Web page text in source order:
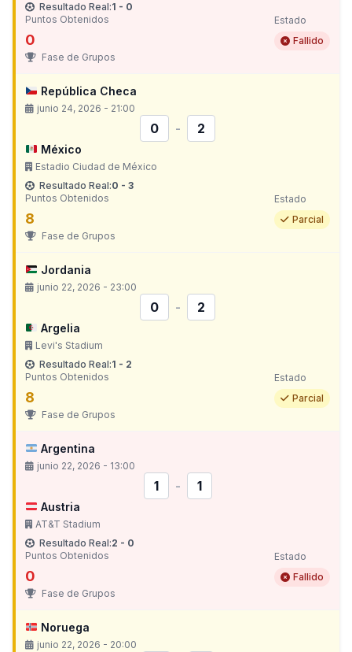
Resultado Real:1 - 0
Puntos Obtenidos
0
Estado
Fallido
Fase de Grupos
República Checa
junio 24, 2026 - 21:00
0 - 2
México
Estadio Ciudad de México
Resultado Real:0 - 3
Puntos Obtenidos
8
Estado
Parcial
Fase de Grupos
Jordania
junio 22, 2026 - 23:00
0 - 2
Argelia
Levi's Stadium
Resultado Real:1 - 2
Puntos Obtenidos
8
Estado
Parcial
Fase de Grupos
Argentina
junio 22, 2026 - 13:00
1 - 1
Austria
AT&T Stadium
Resultado Real:2 - 0
Puntos Obtenidos
0
Estado
Fallido
Fase de Grupos
Noruega
junio 22, 2026 - 20:00